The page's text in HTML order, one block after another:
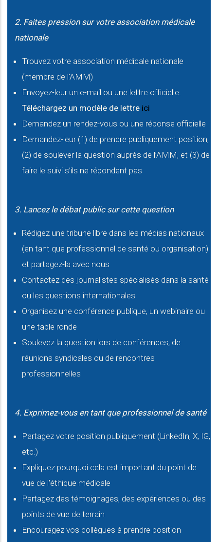
2. Faites pression sur votre association médicale
nationale
Trouvez votre association médicale nationale
(membre de l'AMM)
Envoyez-leur un e-mail ou une lettre officielle.
Téléchargez un modèle de lettre ici
Demandez un rendez-vous ou une réponse officielle
Demandez-leur (1) de prendre publiquement position,
(2) de soulever la question auprès de l’AMM, et (3) de
faire le suivi s’ils ne répondent pas
3. Lancez le débat public sur cette question
Rédigez une tribune libre dans les médias nationaux
(en tant que professionnel de santé ou organisation)
et partagez-la avec nous
Contactez des journalistes spécialisés dans la santé
ou les questions internationales
Organisez une conférence publique, un webinaire ou
une table ronde
Soulevez la question lors de conférences, de
réunions syndicales ou de rencontres
professionnelles
4. Exprimez-vous en tant que professionnel de santé
Partagez votre position publiquement (LinkedIn, X, IG,
etc.)
Expliquez pourquoi cela est important du point de
vue de l'éthique médicale
Partagez des témoignages, des expériences ou des
points de vue de terrain
Encouragez vos collègues à prendre position